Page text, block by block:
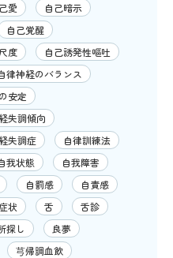
愛
自己暗示
自己覚醒
度
自己誘発性嘔吐
律神経のバランス
安定
失調傾向
失調症
自律訓練法
我状態
自我障害
自罰感
自責感
状 舌
舌診
探し
良夢
芎帰調血飲